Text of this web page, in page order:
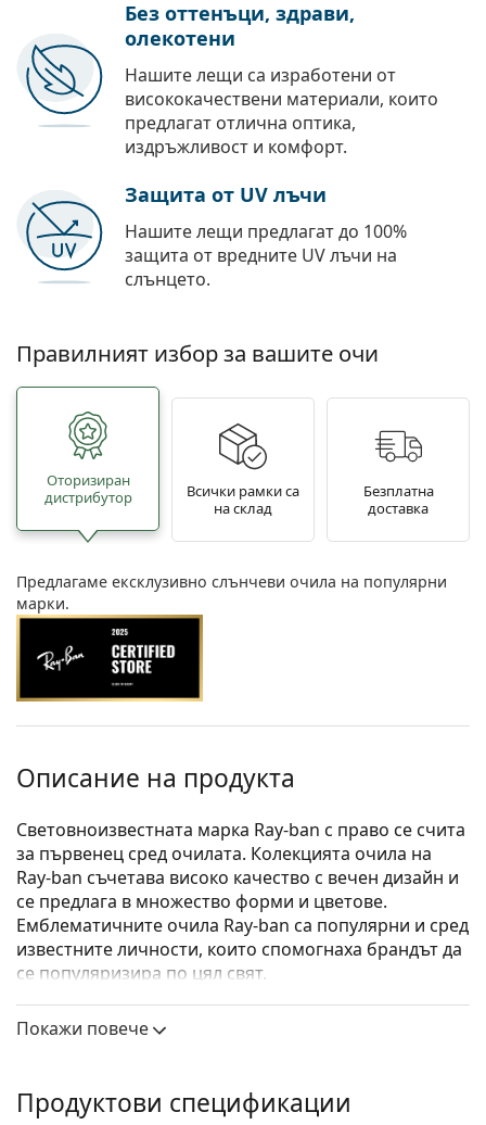
Без оттенъци, здрави,
олекотени
Нашите лещи са изработени от
висококачествени материали, които
предлагат отлична оптика,
издръжливост и комфорт.
Защита от UV лъчи
Нашите лещи предлагат до 100%
защита от вредните UV лъчи на
слънцето.
Правилният избор за вашите очи
Oторизиран
дистрибутор
Всички рамки са
на склад
Безплатна
доставка
Предлагаме ексклузивно слънчеви очила на популярни
марки.
Описание на продукта
Световноизвестната марка Ray-ban с право се счита
за първенец сред очилата. Колекцията очила на
Ray-ban съчетава високо качество с вечен дизайн и
се предлага в множество форми и цветове.
Емблематичните очила Ray-ban са популярни и сред
известните личности, които спомогнаха брандът да
се популяризира по цял свят.
Ray-Ban 0RX7199 5204 54са унисекс очила.
Диоптрични очила – рамки
Покажи повече
Продуктови спецификации